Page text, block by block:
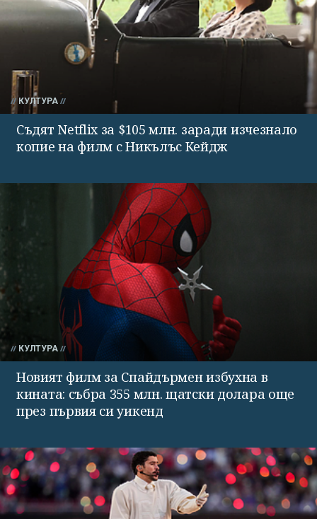
КУЛТУРА
Съдят Netflix за $105 млн. заради изчезнало
копие на филм с Никълъс Кейдж
КУЛТУРА
Новият филм за Спайдърмен избухна в
кината: събра 355 млн. щатски долара още
през първия си уикенд